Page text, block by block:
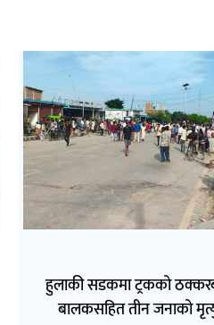
हुलाकी सडकमा ट्रकको
बालकसहित तीन जनाको